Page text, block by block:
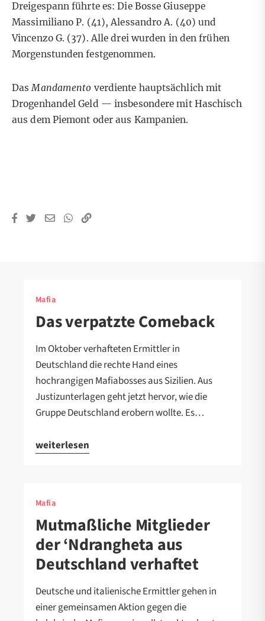
Dreigespann führte es: Die Bosse Giuseppe
Massimiliano P. (41), Alessandro A. (40) und
Vincenzo G. (37). Alle drei wurden in den frühen
Morgenstunden festgenommen.
DasMandamento verdiente hauptsächlich mit
Drogenhandel Geld — insbesondere mit Haschisch
aus dem Piemont oder aus Kampanien.
Mafia
Das verpatzte Comeback
Im Oktober verhafteten Ermittler in
Deutschland die rechte Hand eines
hochrangigen Mafiabosses aus Sizilien. Aus
Justizunterlagen geht jetzt hervor, wie die
Gruppe Deutschland erobern wollte. Es…
weiterlesen
Mafia
Mutmaßliche Mitglieder
der ‘Ndrangheta aus
Deutschland verhaftet
Deutsche und italienische Ermittler gehen in
einer gemeinsamen Aktion gegen die